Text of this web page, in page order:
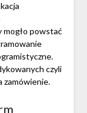
mogło powstać
czyli
zamówienie.